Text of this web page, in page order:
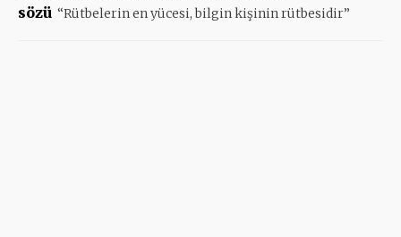
sözü “Rütbelerin en yücesi, bilgin kişinin rütbesidir”